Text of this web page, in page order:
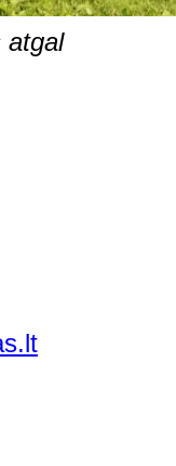
atgal